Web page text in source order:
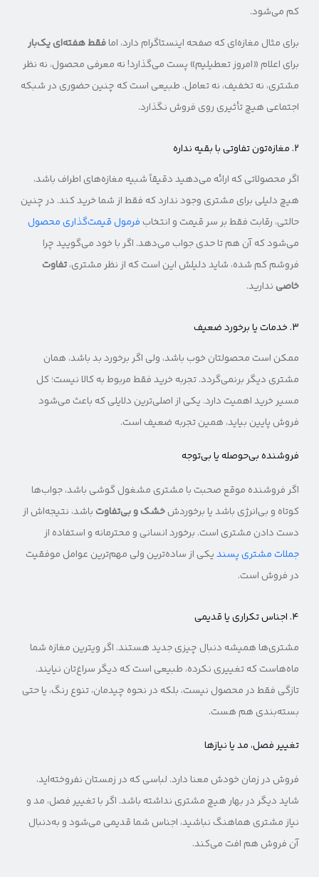
کم می‌شود.
برای مثال مغازه‌ای که صفحه اینستاگرام دارد، امافقط هفته‌ای یک‌بار
برای اعلام «امروز تعطیلیم» پست می‌گذارد! نه معرفی محصول، نه نظر
مشتری، نه تخفیف، نه تعامل. طبیعی است که چنین حضوری در شبکه
اجتماعی هیچ تأثیری روی فروش نگذارد.
اگر محصولاتی که ارائه می‌دهید دقیقاً شبیه مغازه‌های اطراف باشد،
هیچ دلیلی برای مشتری وجود ندارد که فقط از شما خرید کند. در چنین
حالتی، رقابت فقط بر سر قیمت و انتخابفرمول قیمت‌گذاری محصول
می‌شود که آن هم تا حدی جواب می‌دهد. اگر با خود می‌گویید چرا
فروشم کم شده، شاید دلیلش این است که از نظر مشتری،تفاوت
خاصیندارید.
ممکن است محصولتان خوب باشد، ولی اگر برخورد بد باشد، همان
مشتری دیگر برنمی‌گردد. تجربه خرید فقط مربوط به کالا نیست؛ کل
مسیر خرید اهمیت دارد. یکی از اصلی‌ترین دلایلی که باعث می‌شود
فروش پایین بیاید، همین تجربه ضعیف است.
فروشنده بی‌حوصله یا بی‌توجه
اگر فروشنده موقع صحبت با مشتری مشغول گوشی باشد، جواب‌ها
کوتاه و بی‌انرژی باشد یا برخوردشخشک و بی‌تفاوتباشد، نتیجه‌اش از
دست دادن مشتری است. برخورد انسانی و محترمانه و استفاده از
جملات مشتری پسندیکی از ساده‌ترین ولی مهم‌ترین عوامل موفقیت
در فروش است.
مشتری‌ها همیشه دنبال چیزی جدید هستند. اگر ویترین مغازه شما
ماه‌هاست که تغییری نکرده، طبیعی است که دیگر سراغ‌تان نیایند.
تازگی فقط در محصول نیست، بلکه در نحوه چیدمان، تنوع رنگ، یا حتی
بسته‌بندی هم هست.
تغییر فصل، مد یا نیازها
فروش در زمان خودش معنا دارد. لباسی که در زمستان نفروخته‌اید،
شاید دیگر در بهار هیچ مشتری نداشته باشد. اگر با تغییر فصل، مد و
نیاز مشتری هماهنگ نباشید، اجناس شما قدیمی می‌شود و به‌دنبال
آن فروش هم افت می‌کند.